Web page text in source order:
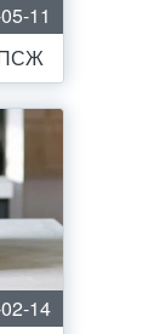
11
ПСЖ
14